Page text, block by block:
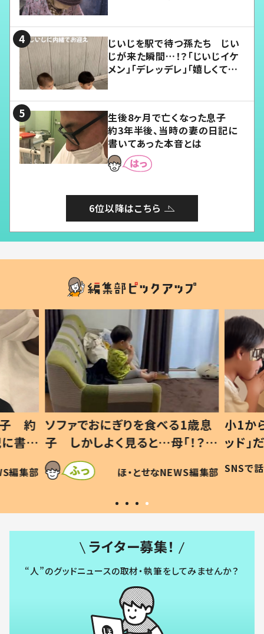
じいじを駅で待つ孫たち じい
じが来た瞬間…！？「じいじイケ
メン」「デレッデレ」「嬉しくて可
生後8ヶ月で亡くなった息子
約3年半後、当時の妻の日記に
書いてあった本音とは
6位以降はこちら
歳息
？」
編集部
小1から不登校、息子は「ギフテ
ッド」だった 父が“ウチ給食”を
作り続ける理由とは #令和の親
#令和の子
SNSで話題 ほ・とせなNEWS編集部
ひ孫
が、抱
「涙
い」
ライター募集！
“人”のグッドニュースの取材・執筆をしてみませんか？